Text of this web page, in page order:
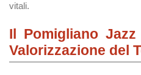
vitali.
Il Pomigliano
Valorizzazione del